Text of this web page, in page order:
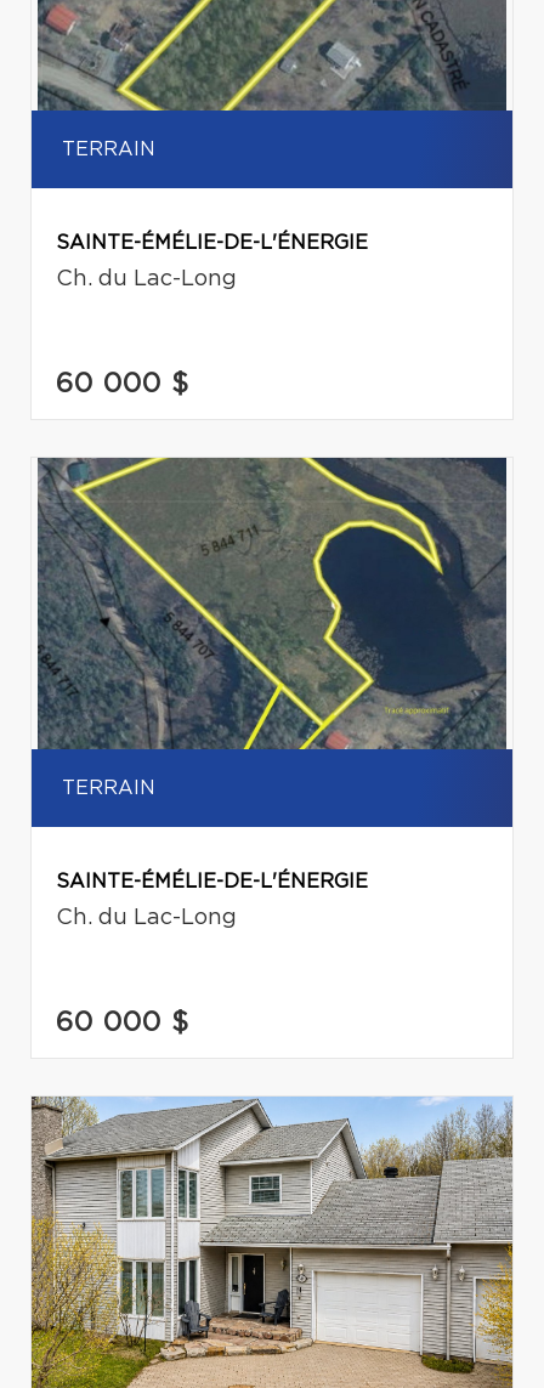
TERRAIN
SAINTE-ÉMÉLIE-DE-L'ÉNERGIE
Ch. du Lac-Long
60 000 $
TERRAIN
SAINTE-ÉMÉLIE-DE-L'ÉNERGIE
Ch. du Lac-Long
60 000 $